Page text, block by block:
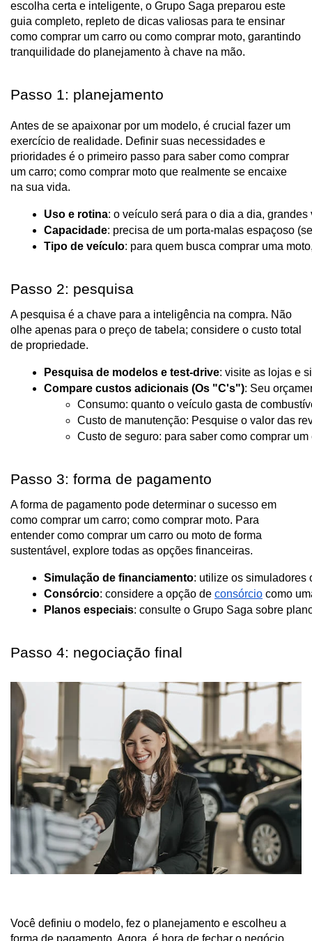
escolha certa e inteligente, o Grupo Saga preparou este
guia completo, repleto de dicas valiosas para te ensinar
como comprar um carro ou como comprar moto, garantindo
tranquilidade do planejamento à chave na mão.
Passo 1: planejamento
Antes de se apaixonar por um modelo, é crucial fazer um
exercício de realidade. Definir suas necessidades e
prioridades é o primeiro passo para saber como comprar
um carro; como comprar moto que realmente se encaixe
na sua vida.
Uso e rotina: o veículo será para o dia a dia,
Capacidade: precisa de um porta-malas espaçoso
Tipo de veículo: para quem busca comprar uma
Passo 2: pesquisa
A pesquisa é a chave para a inteligência na compra. Não
olhe apenas para o preço de tabela; considere o custo total
de propriedade.
Pesquisa de modelos e test-drive: visite as lojas e
Compare custos adicionais (Os "C's"): Seu
Consumo: quanto o veículo gasta de
Custo de manutenção: Pesquise o valor das
Custo de seguro: para saber como comprar
Passo 3: forma de pagamento
A forma de pagamento pode determinar o sucesso em
como comprar um carro; como comprar moto. Para
entender como comprar um carro ou moto de forma
sustentável, explore todas as opções financeiras.
Simulação de financiamento: utilize os simuladores
Consórcio: considere a opção de consórcio como
Planos especiais: consulte o Grupo Saga sobre
Passo 4: negociação final
Você definiu o modelo, fez o planejamento e escolheu a